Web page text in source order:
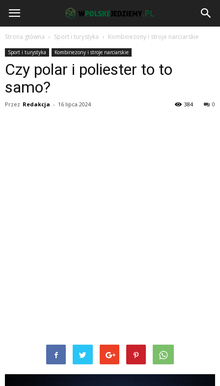
wPolskeJedziemy.pl
Strona główna Sport i turystyka Kombinezony i stroje narciarskie
Sport i turystyka Kombinezony i stroje narciarskie
Czy polar i poliester to to
samo?
Przez Redakcja - 16 lipca 2024 0
384